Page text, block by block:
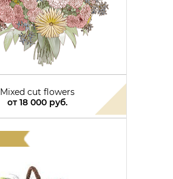
Mixed cut flowers
от18 000 руб.